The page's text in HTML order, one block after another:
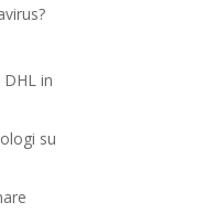
DHL in
su